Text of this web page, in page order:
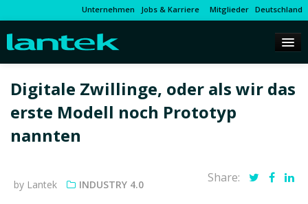
Unternehmen Jobs & Karriere Mitglieder Deutschland
Digitale Zwillinge, oder als wir das
erste Modell noch Prototyp
nannten
by Lantek INDUSTRY 4.0 Share: